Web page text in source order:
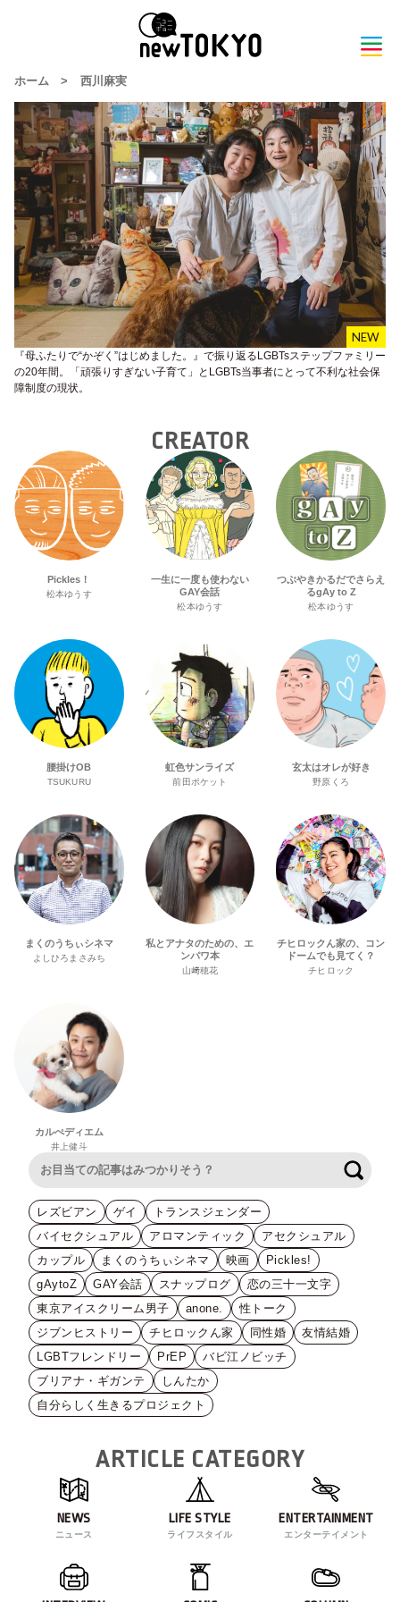
ホーム > 西川麻実
『母ふたりで“かぞく”はじめました。』で振り返るLGBTsステップファミリー
の20年間。「頑張りすぎない子育て」とLGBTs当事者にとって不利な社会保
障制度の現状。
CREATOR
Pickles！
松本ゆうす
一生に一度も使わない
GAY会話
松本ゆうす
つぶやきかるだでさらえ
るgAy to Z
松本ゆうす
腰掛けOB
TSUKURU
虹色サンライズ
前田ポケット
玄太はオレが好き
野原くろ
まくのうちぃシネマ
よしひろまさみち
私とアナタのための、エ
ンパワ本
山﨑穂花
チヒロックん家の、コン
ドームでも見てく？
チヒロック
カルぺディエム
井上健斗
レズビアン ゲイ
トランスジェンダー
バイセクシュアル
アロマンティック
アセクシュアル
カップル
まくのうちぃシネマ 映画
Pickles!
gAytoZ
GAY会話 スナップログ
恋の三十一文字
東京アイスクリーム男子
anone.
性トーク
ジブンヒストリー
チヒロックん家 同性婚
友情結婚
LGBTフレンドリー
PrEP
バビ江ノビッチ
ブリアナ・ギガンテ
しんたか
自分らしく生きるプロジェクト
ARTICLE CATEGORY
NEWS
ニュース
LIFE STYLE
ライフスタイル
ENTERTAINMENT
エンターテイメント